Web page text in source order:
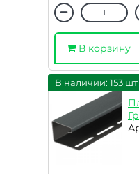
В корзину
В наличии: 153 шт